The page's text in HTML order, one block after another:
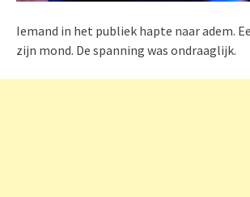
Iemand in het publiek hapte naar adem.
zijn mond. De spanning was ondraaglijk.